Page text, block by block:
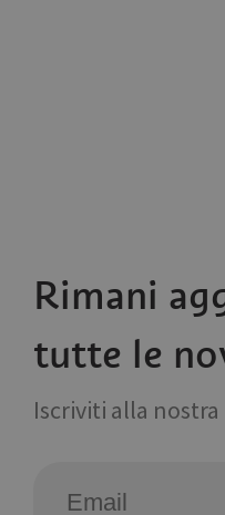
Rimani
tutte le
Iscriviti alla